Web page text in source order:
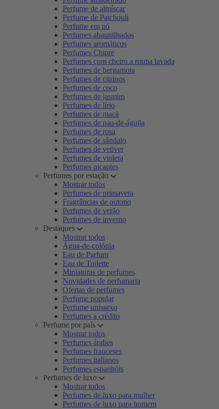
Perfume de almíscar
Perfume de Patchouli
Perfume em pó
Perfumes abaunilhados
Perfumes aromáticos
Perfumes Chipre
Perfumes com cheiro a roupa lavada
Perfumes de bergamota
Perfumes de citrinos
Perfumes de coco
Perfumes de jasmim
Perfumes de lírio
Perfumes de maçã
Perfumes de pau-de-águila
Perfumes de rosa
Perfumes de sândalo
Perfumes de vetiver
Perfumes de violeta
Perfumes picantes
Perfumes por estação
Mostrar todos
Perfumes de primavera
Fragrâncias de outono
Perfumes de verão
Perfumes de inverno
Destaques
Mostrar todos
Água-de-colónia
Eau de Parfum
Eau de Toilette
Miniaturas de perfumes
Novidades de perfumaria
Ofertas de perfumes
Perfume popular
Perfume unissexo
Perfumes a crédito
Perfume por país
Mostrar todos
Perfumes árabes
Perfumes franceses
Perfumes italianos
Perfumes espanhóis
Perfumes de luxo
Mostrar todos
Perfumes de luxo para mulher
Perfumes de luxo para homem